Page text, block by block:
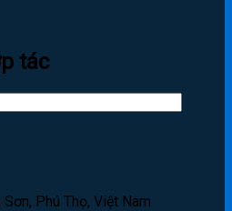
tác
Phú Thọ, Việt Nam